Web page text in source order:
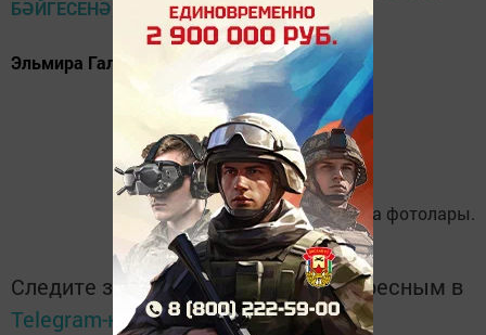
Эльмира Галимова
Эльмира Галимова фотолары.
Следите за самым важным и интересным в
Telegram-канале Татмедиа